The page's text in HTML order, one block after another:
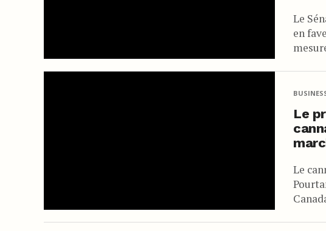
Le
en
Le
Le